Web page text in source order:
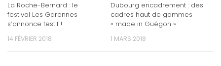
La Roche-Bernard : le
festival Les Garennes
s’annonce festif !
14 FÉVRIER 2018
Dubourg encadrement : des
cadres haut de gammes
« made in Guégon »
1 MARS 2018